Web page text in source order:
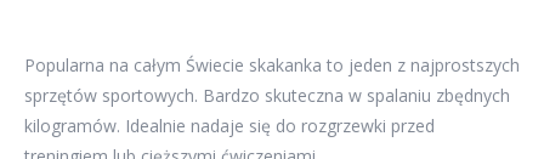
Popularna na całym Świecie skakanka to jeden z najprostszych
sprzętów sportowych. Bardzo skuteczna w spalaniu zbędnych
kilogramów. Idealnie nadaje się do rozgrzewki przed